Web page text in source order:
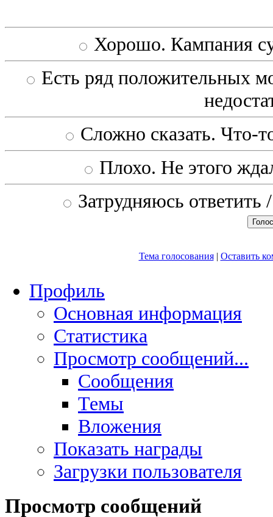
Хорошо. Кампания
Есть ряд положительных
Сложно сказать. Что-
Плохо. Не этого
Затрудняюсь
Тема голосования| Оставить
Профиль
Основная информация
Статистика
Просмотр сообщений...
Сообщения
Темы
Вложения
Показать награды
Загрузки пользователя
Просмотр сообщений